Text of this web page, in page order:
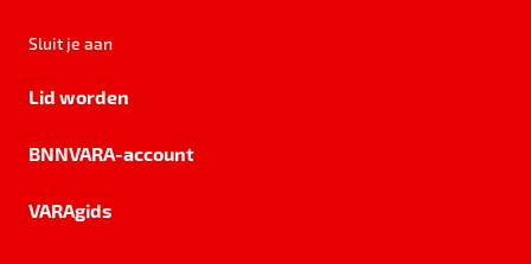
Sluit je aan
Lid worden
BNNVARA-account
VARAgids